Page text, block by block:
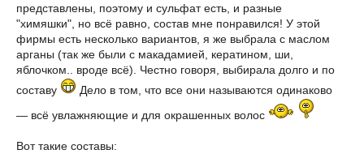
представлены, поэтому и сульфат есть, и разные
"химяшки", но всё равно, состав мне понравился! У этой
фирмы есть несколько вариантов, я же выбрала с маслом
арганы (так же были с макадамией, кератином, ши,
яблочком.. вроде всё). Честно говоря, выбирала долго и по
составу
Дело в том, что все они называются одинаково
— всё увлажняющие и для окрашенных волос
Вот такие составы: